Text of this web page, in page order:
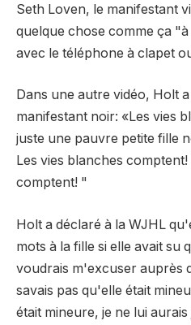
Seth Loven, le manifestant
quelque chose comme ça
avec le téléphone à clapet
Dans une autre vidéo, Holt
manifestant noir: «Les vies
juste une pauvre petite fille
Les vies blanches
comptent! "
Holt a déclaré à la WJHL
mots à la fille si elle avait su
voudrais m'excuser auprès
savais pas qu'elle était
était mineure, je ne lui aurais